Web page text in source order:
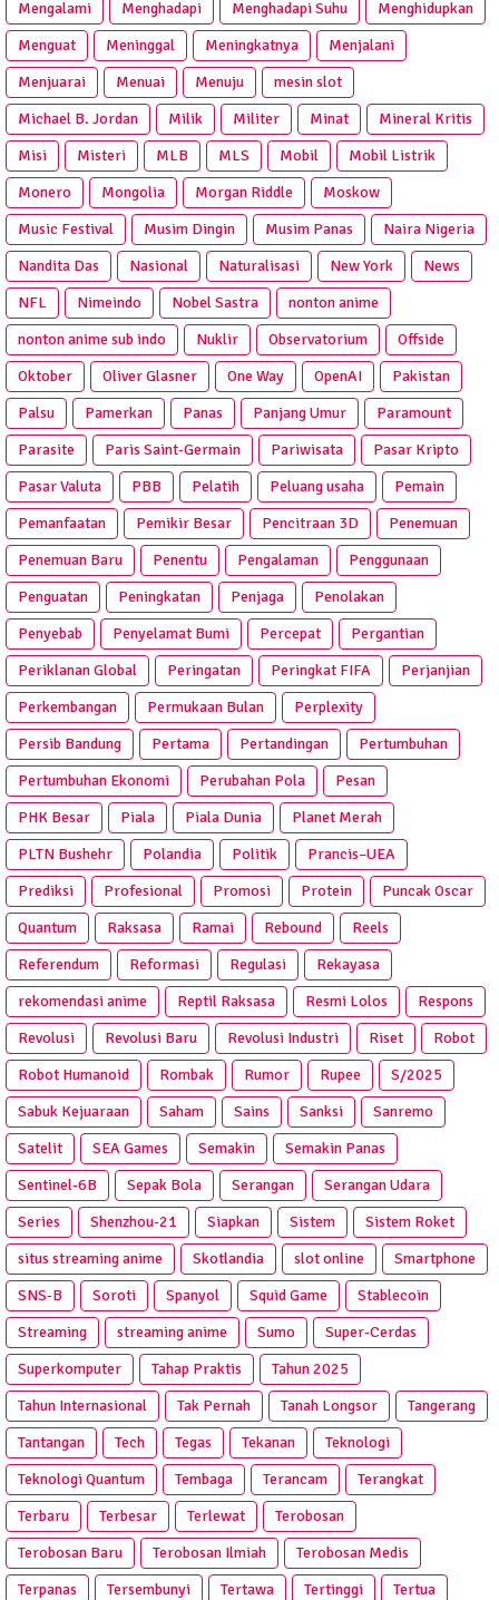
Mengalami Menghadapi Menghadapi Suhu
Menghidupkan
Menguat
Meninggal Meningkatnya
Menjalani
Menjuarai
Menuai Menuju
mesin slot
Michael B. Jordan
Milik Militer Minat
Mineral Kritis
Misi
Misteri MLB MLS Mobil
Mobil Listrik
Monero
Mongolia Morgan Riddle
Moskow
Music Festival
Musim Dingin Musim Panas
Naira Nigeria
Nandita Das
Nasional Naturalisasi New York
News
NFL
Nimeindo Nobel Sastra
nonton anime
nonton anime sub indo
Nuklir Observatorium
Offside
Oktober
Oliver Glasner One Way OpenAI
Pakistan
Palsu
Pamerkan Panas Panjang Umur
Paramount
Parasite
Paris Saint-Germain Pariwisata
Pasar Kripto
Pasar Valuta
PBB Pelatih Peluang usaha
Pemain
Pemanfaatan
Pemikir Besar Pencitraan 3D
Penemuan
Penemuan Baru
Penentu Pengalaman
Penggunaan
Penguatan
Peningkatan Penjaga
Penolakan
Penyebab
Penyelamat Bumi Percepat
Pergantian
Periklanan Global
Peringatan Peringkat FIFA
Perjanjian
Perkembangan
Permukaan Bulan
Perplexity
Persib Bandung
Pertama Pertandingan
Pertumbuhan
Pertumbuhan Ekonomi
Perubahan Pola
Pesan
PHK Besar
Piala Piala Dunia
Planet Merah
PLTN Bushehr
Polandia Politik
Prancis–UEA
Prediksi
Profesional Promosi Protein
Puncak Oscar
Quantum
Raksasa Ramai Rebound
Reels
Referendum
Reformasi Regulasi
Rekayasa
rekomendasi anime
Reptil Raksasa Resmi Lolos
Respons
Revolusi
Revolusi Baru Revolusi Industri Riset
Robot
Robot Humanoid
Rombak Rumor Rupee
S/2025
Sabuk Kejuaraan
Saham Sains Sanksi
Sanremo
Satelit
SEA Games Semakin
Semakin Panas
Sentinel-6B
Sepak Bola Serangan
Serangan Udara
Series
Shenzhou-21 Siapkan Sistem
Sistem Roket
situs streaming anime
Skotlandia slot online
Smartphone
SNS-B
Soroti Spanyol Squid Game
Stablecoin
Streaming
streaming anime Sumo
Super-Cerdas
Superkomputer
Tahap Praktis
Tahun 2025
Tahun Internasional
Tak Pernah Tanah Longsor
Tangerang
Tantangan
Tech Tegas Tekanan
Teknologi
Teknologi Quantum
Tembaga Terancam
Terangkat
Terbaru
Terbesar Terlewat
Terobosan
Terobosan Baru
Terobosan Ilmiah
Terobosan Medis
Terpanas
Tersembunyi Tertawa Tertinggi
Tertua